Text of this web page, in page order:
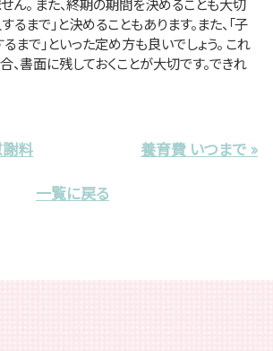
るまで」と決めることもあります。また、「子
まで」といった定め方も良いでしょう。 これ
、書面に残しておくことが大切です。できれ
謝料
養育費 いつまで »
一覧に戻る